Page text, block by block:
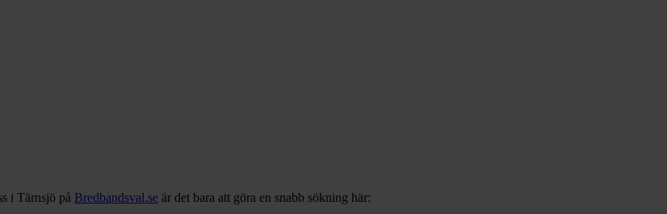
i Tärnsjö på Bredbandsval.se är det bara att göra en snabb sökning här: